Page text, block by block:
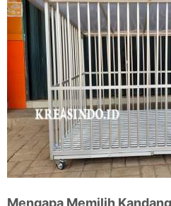
Mengapa Memilih